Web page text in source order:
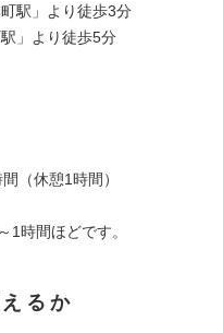
駅」より徒歩3分
」より徒歩5分
（休憩1時間）
時間ほどです。
るか